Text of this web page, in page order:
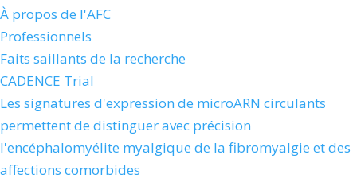
À propos de l'AFC
Professionnels
Faits saillants de la recherche
CADENCE Trial
Les signatures d'expression de microARN circulants
permettent de distinguer avec précision
l'encéphalomyélite myalgique de la fibromyalgie et des
affections comorbides